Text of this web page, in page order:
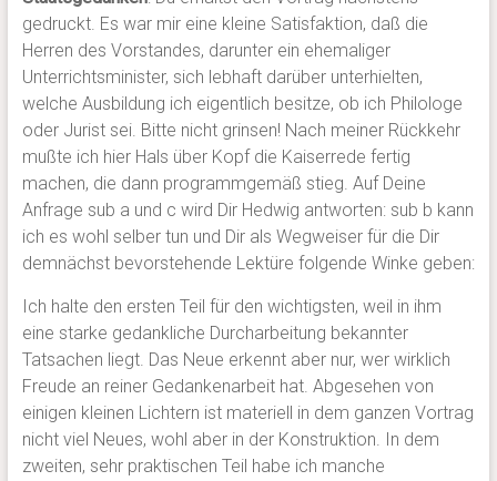
gedruckt. Es war mir eine kleine Satisfaktion, daß die
Herren des Vorstandes, darunter ein ehemaliger
Unterrichtsminister, sich lebhaft darüber unterhielten,
welche Ausbildung ich eigentlich besitze, ob ich Philologe
oder Jurist sei. Bitte nicht grinsen! Nach meiner Rückkehr
mußte ich hier Hals über Kopf die Kaiserrede fertig
machen, die dann programmgemäß stieg. Auf Deine
Anfrage sub a und c wird Dir Hedwig antworten: sub b kann
ich es wohl selber tun und Dir als Wegweiser für die Dir
demnächst bevorstehende Lektüre folgende Winke geben:
Ich halte den ersten Teil für den wichtigsten, weil in ihm
eine starke gedankliche Durcharbeitung bekannter
Tatsachen liegt. Das Neue erkennt aber nur, wer wirklich
Freude an reiner Gedankenarbeit hat. Abgesehen von
einigen kleinen Lichtern ist materiell in dem ganzen Vortrag
nicht viel Neues, wohl aber in der Konstruktion. In dem
zweiten, sehr praktischen Teil habe ich manche